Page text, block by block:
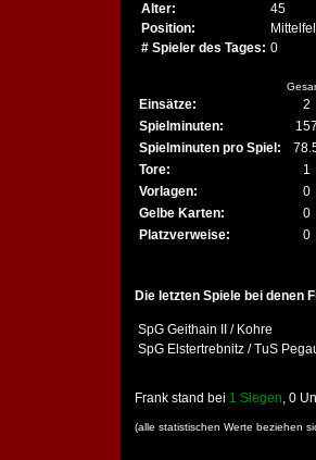
Alter:
45
Position:
# Spieler des Tages: 0
Einsätze:
2
Spielminuten:
Spielminuten pro Spiel:
Tore:
1
Vorlagen:
0
Gelbe Karten:
0
Platzverweise:
0
Die letzten Spiele bei denen
SpG Geithain II /​ Kohre
SpG Elstertrebnitz / TuS
Frank stand bei 1 Siegen, 0
(alle statistischen Werte beziehen